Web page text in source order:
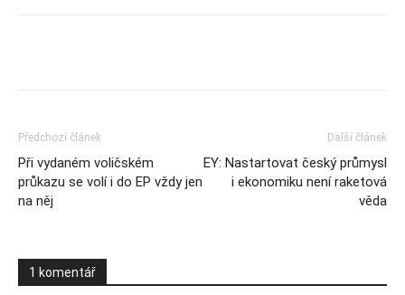
Předchozí článek
Při vydaném voličském
průkazu se volí i do EP vždy jen
na něj
Další článek
EY: Nastartovat český průmysl
i ekonomiku není raketová
věda
1 komentář